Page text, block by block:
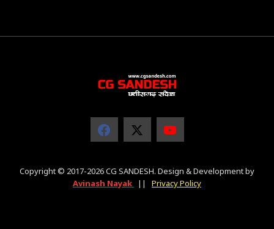
Copyright © 2017-2026 CG SANDESH. Design & Development by
Avinash Nayak
|| Privacy Policy